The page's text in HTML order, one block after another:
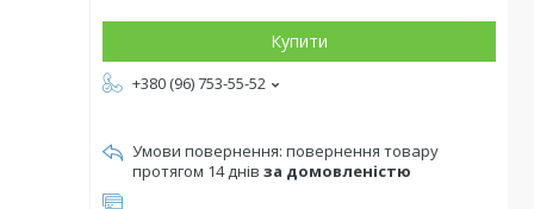
Купити
+380 (96) 753-55-52
повернення товару
протягом 14 днів за домовленістю